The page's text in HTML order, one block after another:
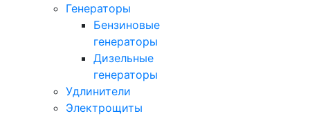
Генераторы
Бензиновые
генераторы
Дизельные
генераторы
Удлинители
Электрощиты